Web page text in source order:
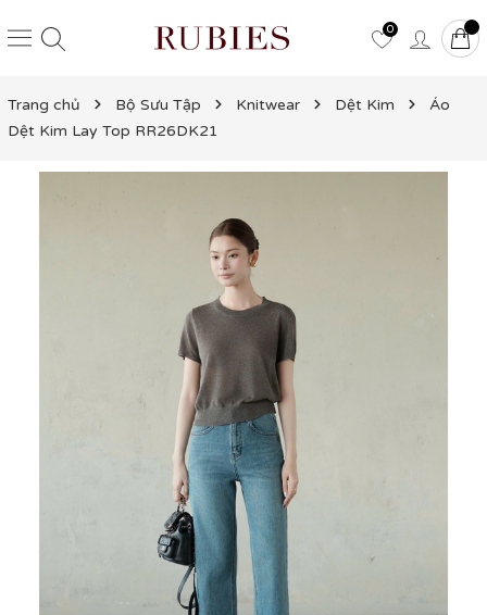
0
Trang chủ Bộ Sưu Tập Knitwear Dệt Kim
Áo
Dệt Kim Lay Top RR26DK21